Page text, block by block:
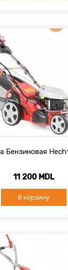
Бензиновая
11 200 MDL
В корзину